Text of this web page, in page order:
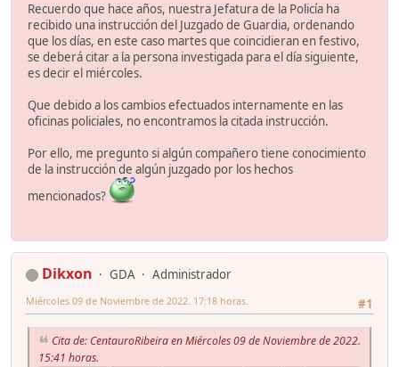
Recuerdo que hace años, nuestra Jefatura de la Policía ha
recibido una instrucción del Juzgado de Guardia, ordenando
que los días, en este caso martes que coincidieran en festivo,
se deberá citar a la persona investigada para el día siguiente,
es decir el miércoles.
Que debido a los cambios efectuados internamente en las
oficinas policiales, no encontramos la citada instrucción.
Por ello, me pregunto si algún compañero tiene conocimiento
de la instrucción de algún juzgado por los hechos
mencionados?
Dikxon GDA
Administrador
#1
Miércoles 09 de Noviembre de 2022. 17:18 horas.
Cita de: CentauroRibeira en Miércoles 09 de Noviembre de 2022.
15:41 horas.